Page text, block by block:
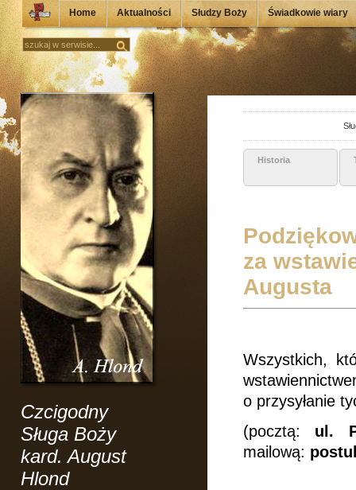
Home Aktualności Słudzy Boży Świadkowie wiary
Czcigodny
Sługa Boży
kard. August
Hlond
Historia
za
Augusta
Wszystkich,
o przysyłanie
(pocztą: ul.
mailową: